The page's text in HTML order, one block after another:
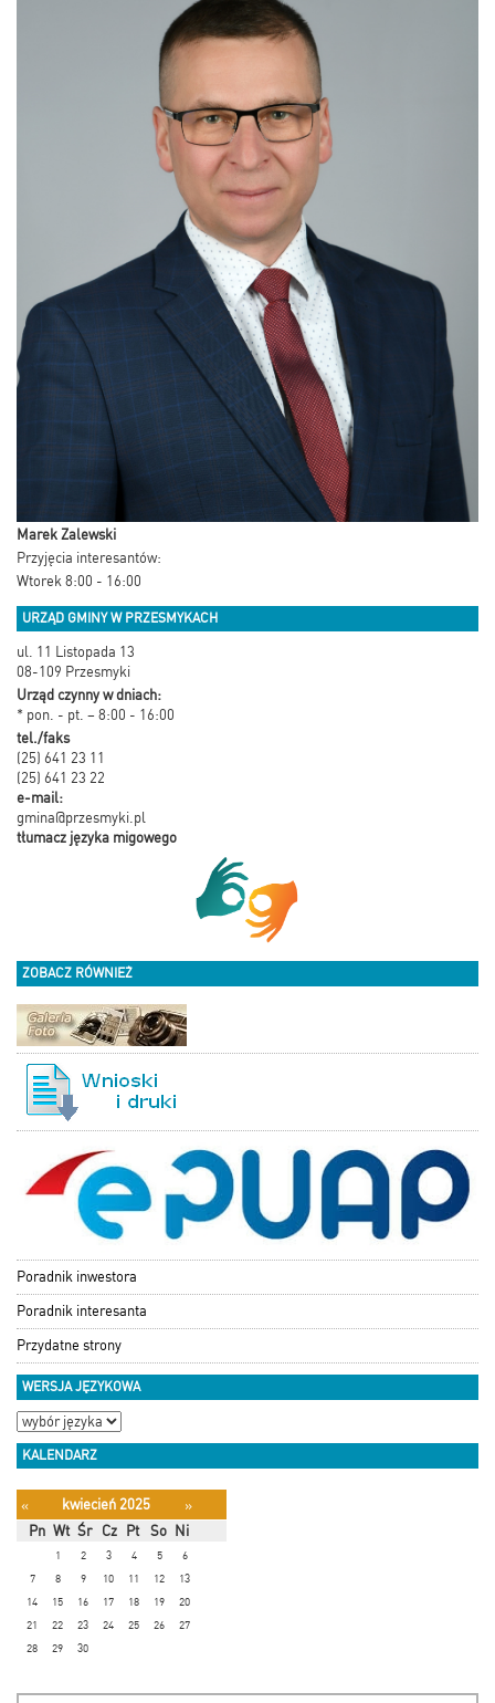
Marek Zalewski
Przyjęcia interesantów:
Wtorek 8:00 - 16:00
URZĄD GMINY W PRZESMYKACH
ul. 11 Listopada 13
08-109 Przesmyki
Urząd czynny w dniach:
* pon. - pt. – 8:00 - 16:00
tel./faks
(25) 641 23 11
(25) 641 23 22
e-mail:
gmina@przesmyki.pl
tłumacz języka migowego
ZOBACZ RÓWNIEŻ
Poradnik inwestora
Poradnik interesanta
Przydatne strony
WERSJA JĘZYKOWA
KALENDARZ
« kwiecień 2025
»
Pn Wt Śr Cz Pt So Ni
1 2 3 4 5
6
7
8 9 10 11 12
13
14
15 16 17 18 19
20
21
22 23 24 25 26
27
28
29 30